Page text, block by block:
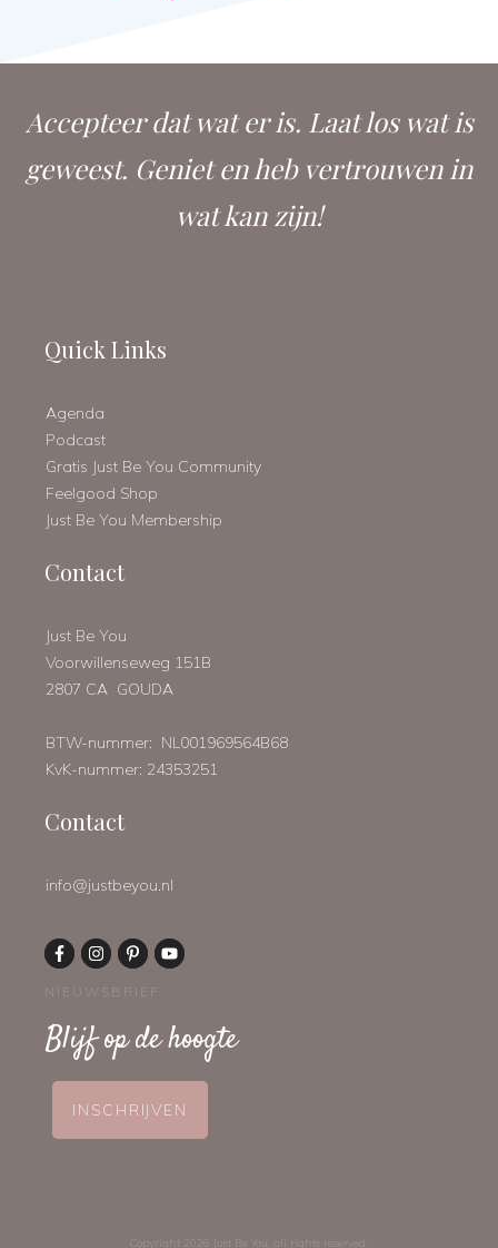
Accepteer dat wat er is. Laat los wat is
geweest. Geniet en heb vertrouwen in
wat kan zijn!
Quick Links
Agenda
Podcast
Gratis Just Be You Community
Feelgood Shop
Just Be You Membership
Contact
Just Be You
Voorwillenseweg 151B
2807 CA GOUDA
BTW-nummer: NL001969564B68
KvK-nummer: 24353251
Contact
info@justbeyou.nl
NIEUWSBRIEF
Blijf op de hoogte
INSCHRIJVEN
Copyright 2026 Just Be You , all rights reserved.